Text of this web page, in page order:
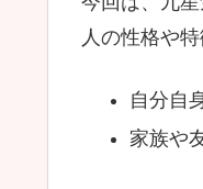
人の性格や
自分自
家族や